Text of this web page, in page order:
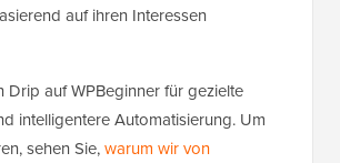
auf ihren Interessen
Drip auf WPBeginner für gezielte
intelligentere Automatisierung. Um
sehen Sie,warum wir von